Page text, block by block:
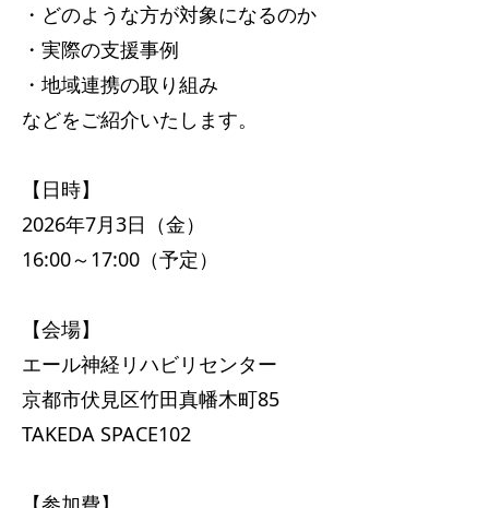
・どのような方が対象になるのか
・実際の支援事例
・地域連携の取り組み
などをご紹介いたします。
【日時】
2026年7月3日（金）
16:00～17:00（予定）
【会場】
エール神経リハビリセンター
京都市伏見区竹田真幡木町85
TAKEDA SPACE102